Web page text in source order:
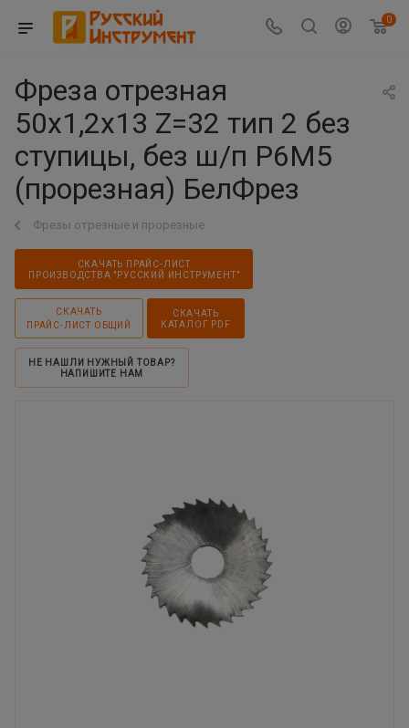
0
Фреза отрезная
50х1,2х13 Z=32 тип 2 без
ступицы, без ш/п Р6М5
(прорезная) БелФрез
Фрезы отрезные и прорезные
СКАЧАТЬ ПРАЙС-ЛИСТ
ПРОИЗВОДСТВА "РУССКИЙ ИНСТРУМЕНТ"
СКАЧАТЬ
ПРАЙС-ЛИСТ ОБЩИЙ
СКАЧАТЬ
КАТАЛОГ PDF
НЕ НАШЛИ НУЖНЫЙ ТОВАР?
НАПИШИТЕ НАМ